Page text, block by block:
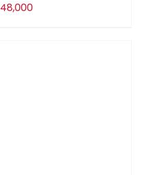
48,000